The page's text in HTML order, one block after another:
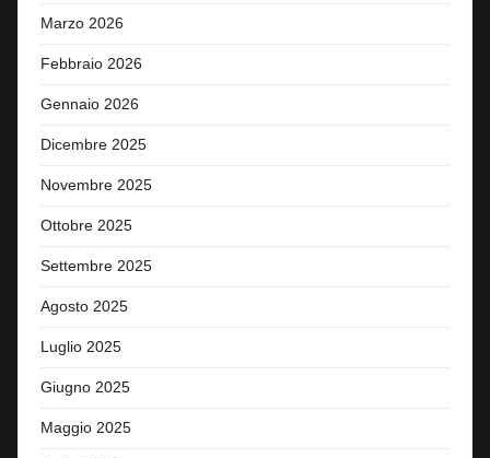
Marzo 2026
Febbraio 2026
Gennaio 2026
Dicembre 2025
Novembre 2025
Ottobre 2025
Settembre 2025
Agosto 2025
Luglio 2025
Giugno 2025
Maggio 2025